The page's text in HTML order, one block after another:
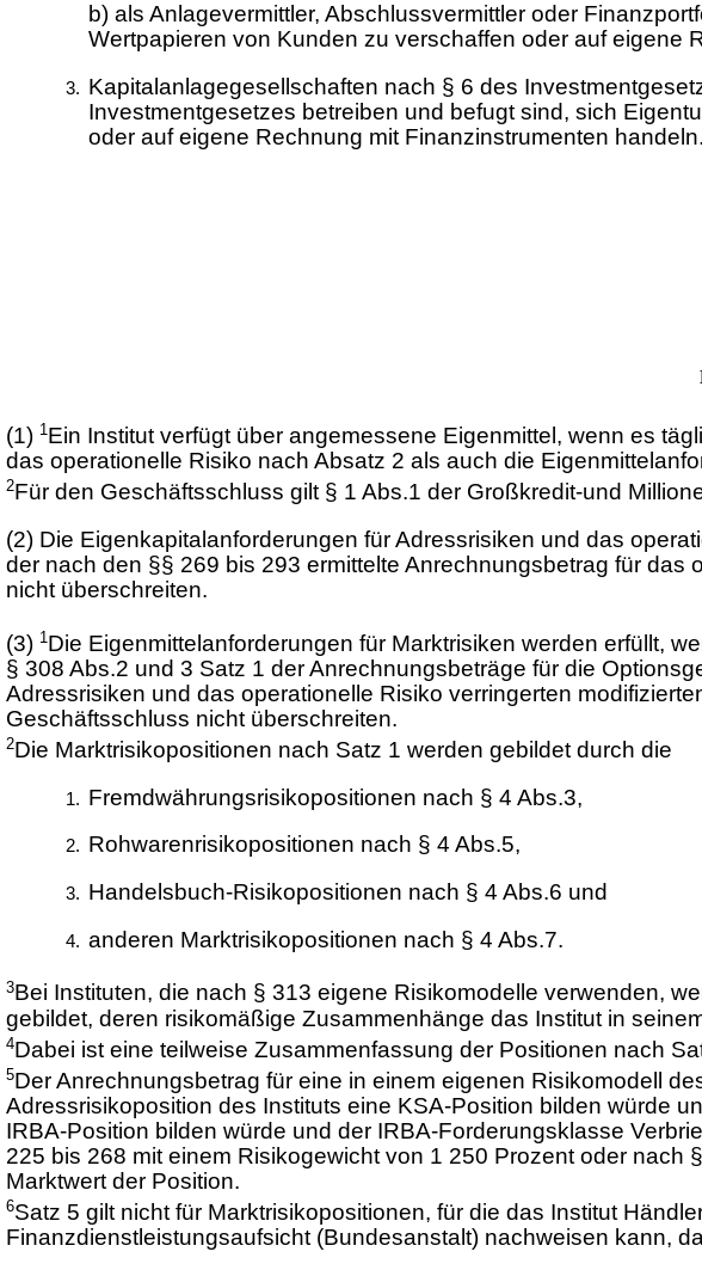
b) als Anlagevermittler, Abschlussvermittler oder
Wertpapieren von Kunden zu verschaffen oder auf eigene
Kapitalanlagegesellschaften nach § 6 des
Investmentgesetzes betreiben und befugt sind, sich
oder auf eigene Rechnung mit Finanzinstrumenten
(1) 1Ein Institut verfügt über angemessene Eigenmittel, wenn es
das operationelle Risiko nach Absatz 2 als auch die
2Für den Geschäftsschluss gilt § 1 Abs.1 der Großkredit-und
(2) Die Eigenkapitalanforderungen für Adressrisiken und das
der nach den §§ 269 bis 293 ermittelte Anrechnungsbetrag für
nicht überschreiten.
(3) 1Die Eigenmittelanforderungen für Marktrisiken werden erfüllt,
§ 308 Abs.2 und 3 Satz 1 der Anrechnungsbeträge für die
Adressrisiken und das operationelle Risiko verringerten
Geschäftsschluss nicht überschreiten.
2Die Marktrisikopositionen nach Satz 1 werden gebildet durch die
Fremdwährungsrisikopositionen nach § 4 Abs.3,
Rohwarenrisikopositionen nach § 4 Abs.5,
Handelsbuch-Risikopositionen nach § 4 Abs.6 und
anderen Marktrisikopositionen nach § 4 Abs.7.
3Bei Instituten, die nach § 313 eigene Risikomodelle verwenden,
gebildet, deren risikomäßige Zusammenhänge das Institut in
4Dabei ist eine teilweise Zusammenfassung der Positionen nach
5Der Anrechnungsbetrag für eine in einem eigenen Risikomodell
Adressrisikoposition des Instituts eine KSA-Position bilden würde
IRBA-Position bilden würde und der IRBA-Forderungsklasse
225 bis 268 mit einem Risikogewicht von 1 250 Prozent oder
Marktwert der Position.
6Satz 5 gilt nicht für Marktrisikopositionen, für die das Institut
Finanzdienstleistungsaufsicht (Bundesanstalt) nachweisen kann,